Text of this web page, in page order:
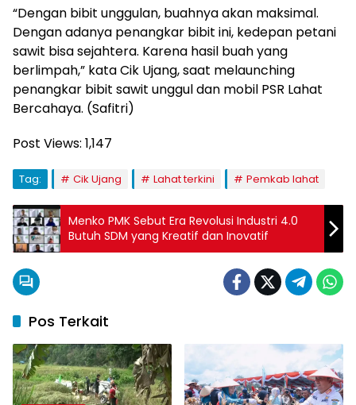
“Dengan bibit unggulan, buahnya akan maksimal.
Dengan adanya penangkar bibit ini, kedepan petani
sawit bisa sejahtera. Karena hasil buah yang
berlimpah,” kata Cik Ujang, saat melaunching
penangkar bibit sawit unggul dan mobil PSR Lahat
Bercahaya. (Safitri)
Post Views: 1,147
Tag: Cik Ujang Lahat terkini Pemkab lahat
Menko PMK Sebut Era Revolusi Industri 4.0
Butuh SDM yang Kreatif dan Inovatif
Pos Terkait